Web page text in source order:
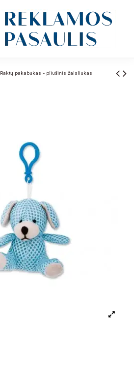
Raktų pakabukas - pliušinis žaisliukas